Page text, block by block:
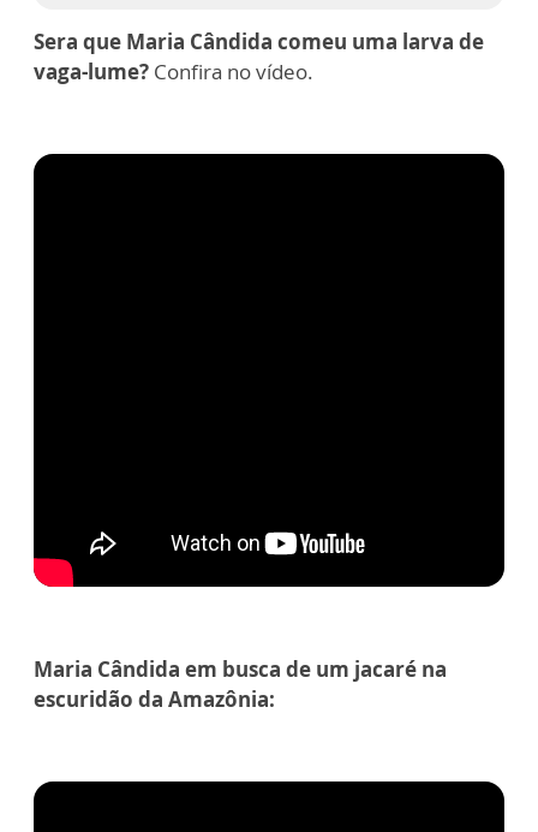
Sera que Maria Cândida comeu uma larva de
vaga-lume? Confira no vídeo.
Maria Cândida em busca de um jacaré na
escuridão da Amazônia: